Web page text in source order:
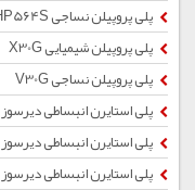
پلی پروپیلن نساجی HP564S
پلی پروپیلن شیمیایی X30G
پلی پروپیلن نساجی V30G
پلی استایرن انبساطی دیرسوز SE150
پلی استایرن انبساطی دیرسوز SE350
پلی استایرن انبساطی دیرسوز SE250